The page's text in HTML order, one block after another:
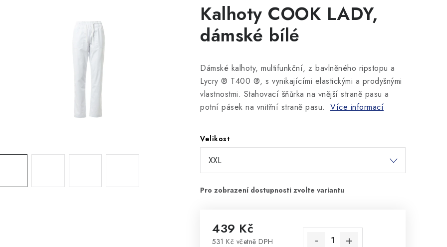
Kalhoty COOK LADY,
dámské bílé
Dámské kalhoty, multifunkční, z bavlněného ripstopu a
Lycry ® T400 ®, s vynikajícími elastickými a prodyšnými
vlastnostmi. Stahovací šňůrka na vnější straně pasu a
potní pásek na vnitřní straně pasu. Více informací
Velikost
439 Kč
531 Kč včetně DPH